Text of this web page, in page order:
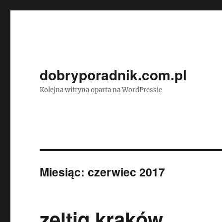
dobryporadnik.com.pl
Kolejna witryna oparta na WordPressie
Miesiąc:czerwiec 2017